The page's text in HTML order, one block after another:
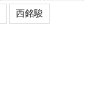
西銘駿